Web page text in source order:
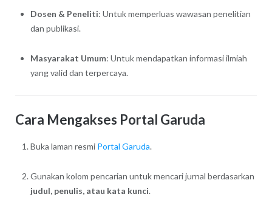
Dosen & Peneliti: Untuk memperluas wawasan penelitian
dan publikasi.
Masyarakat Umum: Untuk mendapatkan informasi ilmiah
yang valid dan terpercaya.
Cara Mengakses Portal Garuda
Buka laman resmi Portal Garuda.
Gunakan kolom pencarian untuk mencari jurnal berdasarkan
judul, penulis, atau kata kunci.